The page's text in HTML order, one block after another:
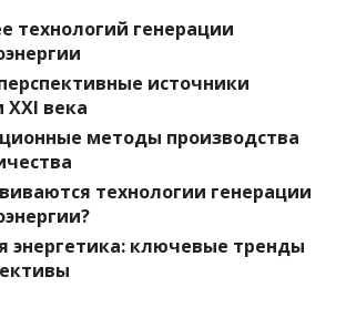
технологий генерации
источники
XXI века
методы производства
технологии генерации
энергетика: ключевые тренды